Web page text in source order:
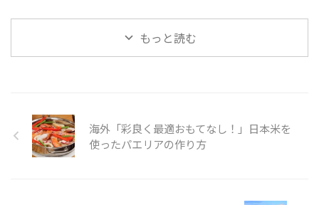
が田舎を救う」の様子を見てみま
...
る。たくさんある島の中で人が住
んでいるのは母島、父島で、フェ
ガイドをつける必要がある。今回
の旅は、小笠原の歴史についても
触れている。また、自然保護のた
め、靴についた砂や種を落とす必
もっと読む
海外「彩良く最適おもてなし！」日本米を
使ったパエリアの作り方